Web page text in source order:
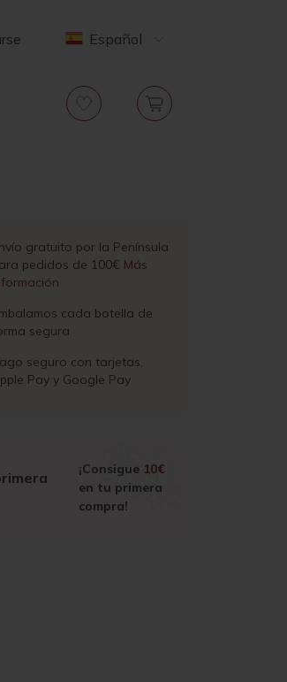
Español
gratuito por la Península
pedidos de 100€ Más
cada botella de
segura
seguro con tarjetas,
Pay y Google Pay
¡Consigue 10€
en tu primera
compra!